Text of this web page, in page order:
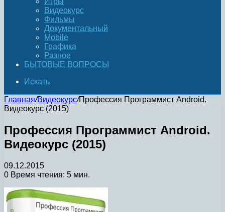
Видеокурс
Фильмы
Документальный
Mobile
Графика
Разное
БЫТОВЫЕ ВОПРОСЫ
Искать
Главная/Видеокурс/Профессия Программист Android.
Видеокурс (2015)
Профессия Программист Android.
Видеокурс (2015)
09.12.2015
0 Время чтения: 5 мин.